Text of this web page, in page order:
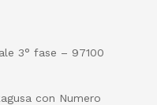
3° fase – 97100
con Numero